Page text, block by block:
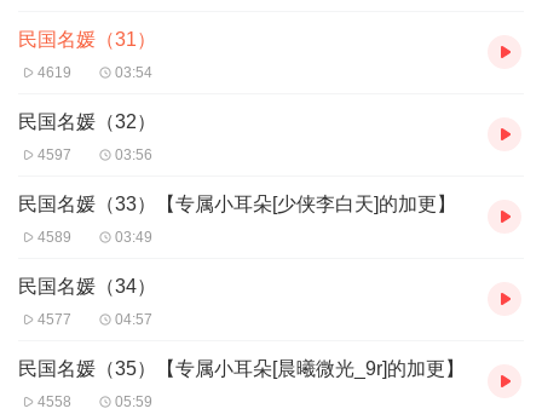
民国名媛（31）
4619 03:54
民国名媛（32）
4597 03:56
民国名媛（33）【专属小耳朵[少侠李白天]的加更】
4589 03:49
民国名媛（34）
4577 04:57
民国名媛（35）【专属小耳朵[晨曦微光_9r]的加更】
4558 05:59